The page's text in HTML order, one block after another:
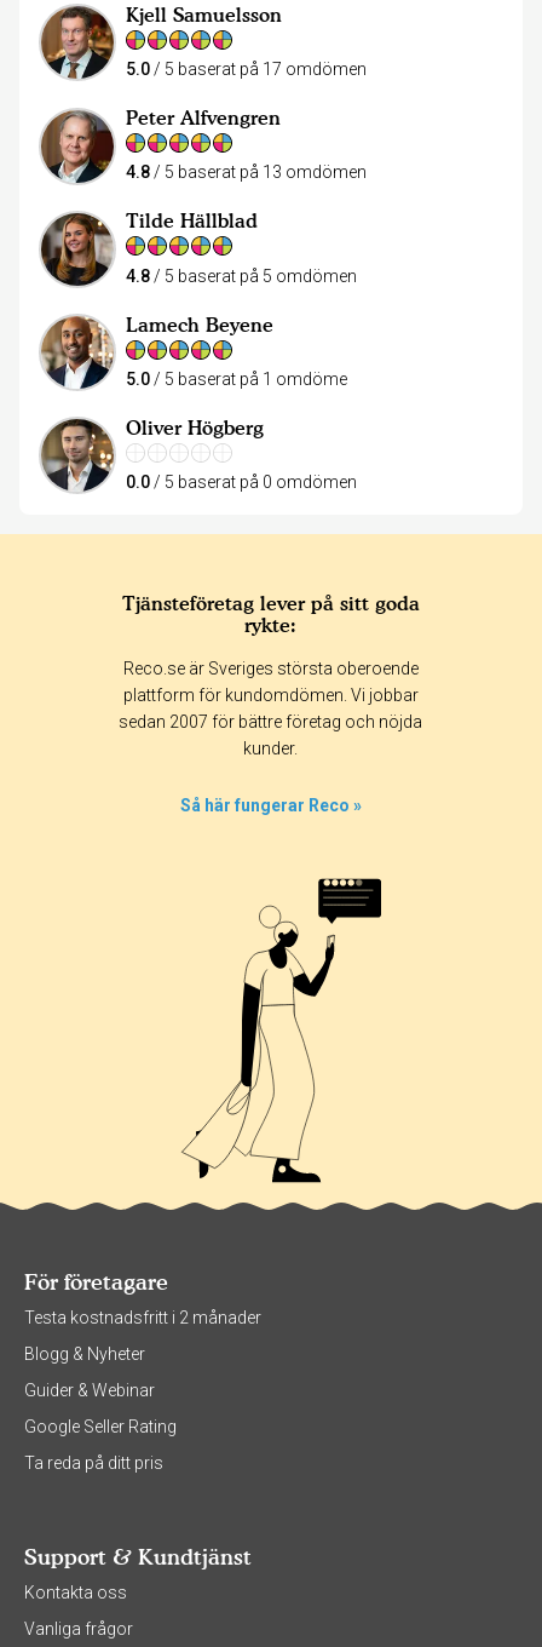
Kjell Samuelsson
5.0 / 5 baserat på 17 omdömen
Peter Alfvengren
4.8/ 5 baserat på 13 omdömen
Tilde Hällblad
4.8 / 5 baserat på 5 omdömen
Lamech Beyene
5.0 / 5 baserat på 1 omdöme
Oliver Högberg
0.0 / 5 baserat på 0 omdömen
Tjänsteföretag lever på sitt goda
rykte:
Reco.se är Sveriges största oberoende
plattform för kundomdömen. Vi jobbar
sedan 2007 för bättre företag och nöjda
kunder.
Så här fungerar Reco »
För företagare
Testa kostnadsfritt i 2 månader
Blogg & Nyheter
Guider & Webinar
Google Seller Rating
Ta reda på ditt pris
Support & Kundtjänst
Kontakta oss
Vanliga frågor